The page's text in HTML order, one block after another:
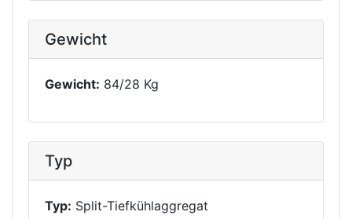
Gewicht
Gewicht: 84/28 Kg
Typ
Typ: Split-Tiefkühlaggregat